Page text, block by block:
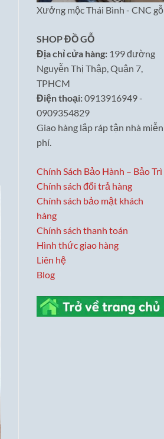
Xưởng mộc Thái Bình - CNC gỗ
SHOP ĐỒ GỖ
Địa chỉ cửa hàng:199 đường
Nguyễn Thị Thập, Quận 7,
TPHCM
Điện thoại:0913916949 -
0909354829
Giao hàng lắp ráp tận nhà miễn
phí.
Chính Sách Bảo Hành – Bảo Trì
Chính sách đổi trả hàng
Chính sách bảo mật khách
hàng
Chính sách thanh toán
Hình thức giao hàng
Liên hệ
Blog